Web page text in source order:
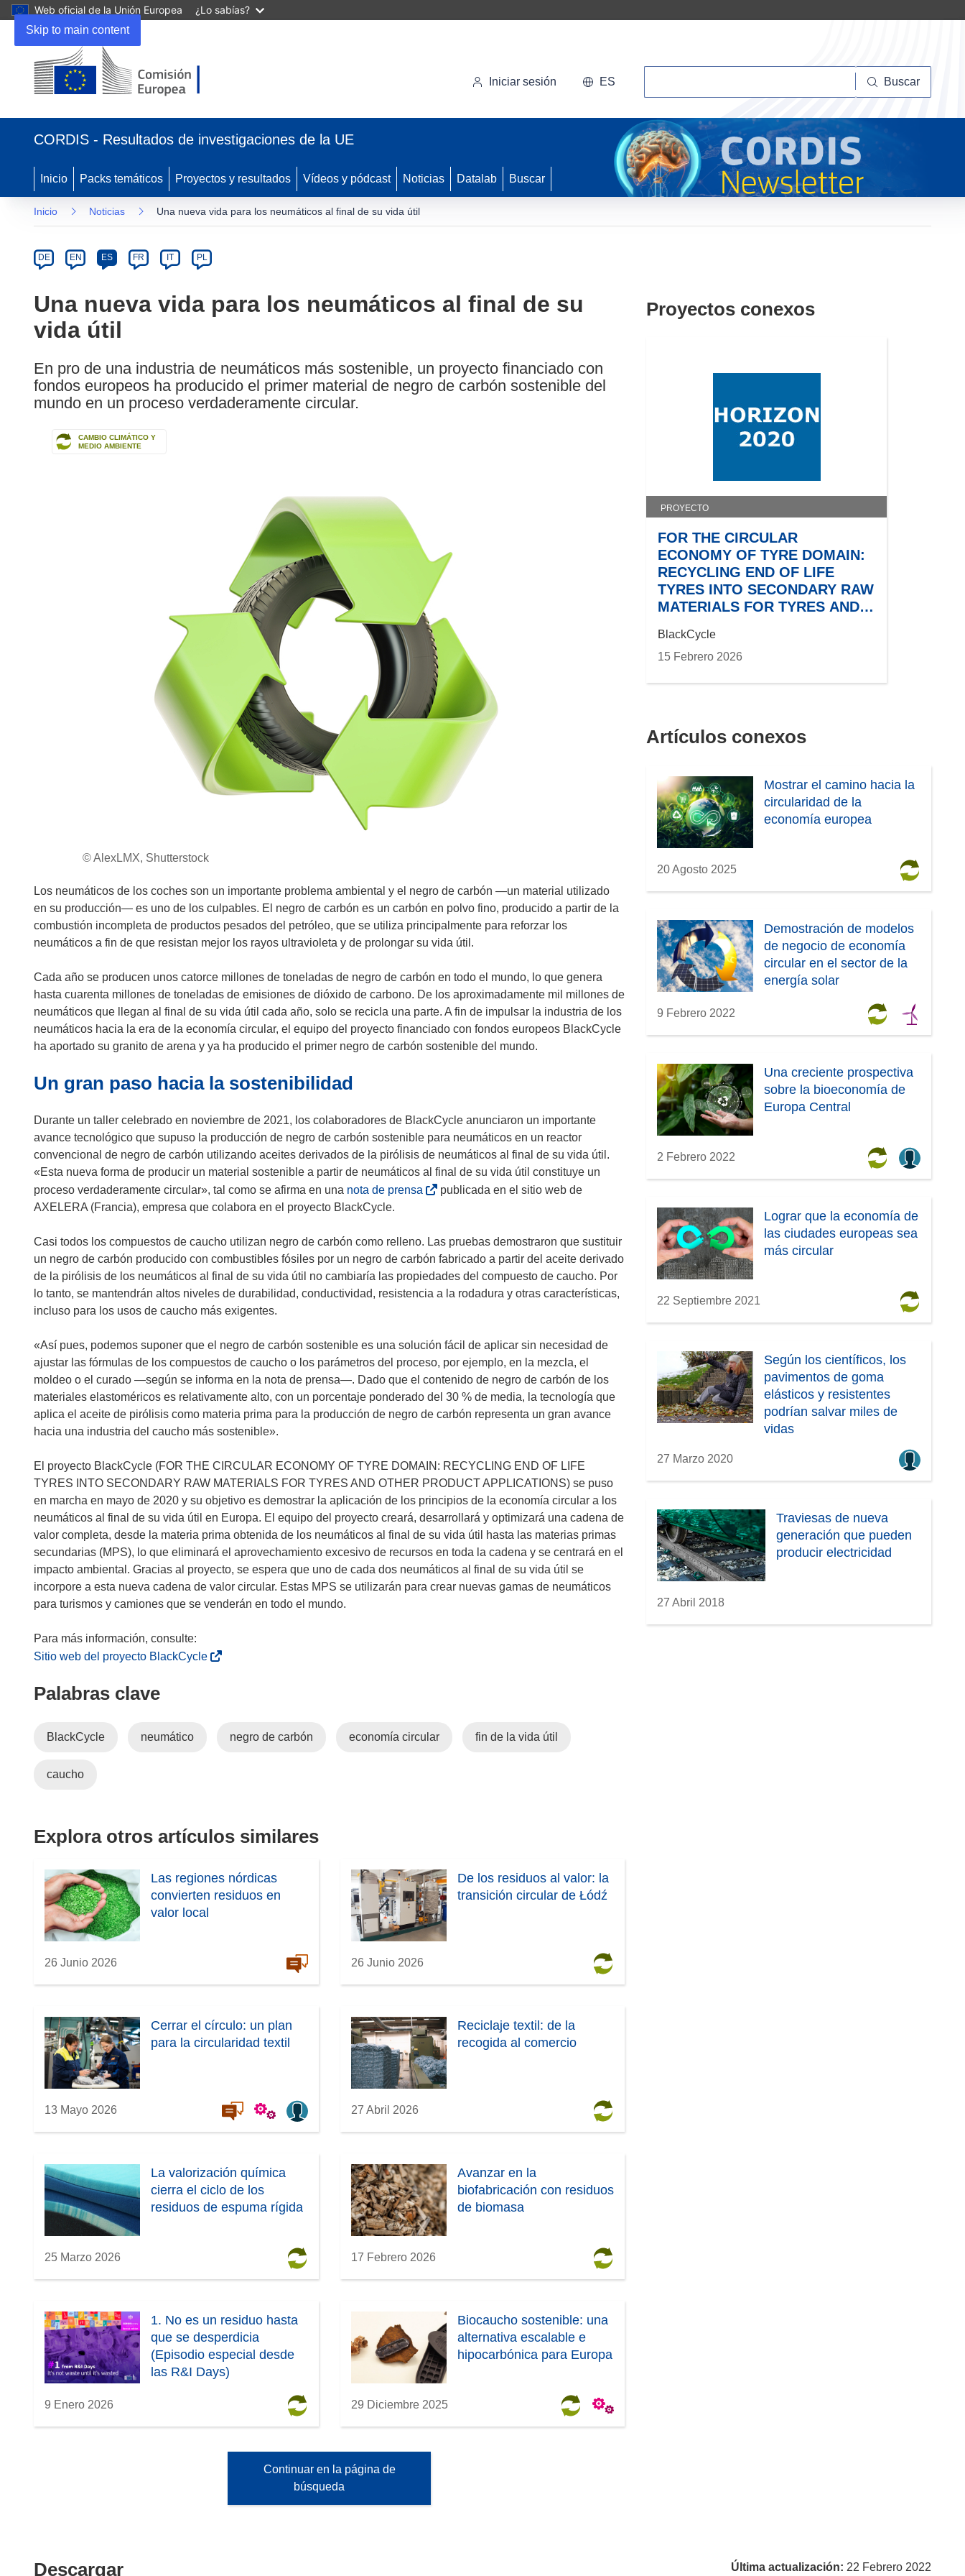
Skip to main content
Web oficial de la Unión Europea ¿Lo sabías?
en
nueva
ventana)
Iniciar sesión ES Buscar
CORDIS - Resultados de investigaciones de la UE
Inicio Packs temáticos Proyectos y resultados Vídeos y pódcast Noticias Datalab Buscar
Inicio Noticias Una nueva vida para los neumáticos al final de su vida útil
Category
Article
available
the
following
languages:
DE EN ES FR IT PL
Una nueva vida para los neumáticos al final de su
vida útil
En pro de una industria de neumáticos más sostenible, un proyecto financiado con
fondos europeos ha producido el primer material de negro de carbón sostenible del
mundo en un proceso verdaderamente circular.
CAMBIO CLIMÁTICO Y
MEDIO AMBIENTE
© AlexLMX, Shutterstock
Los neumáticos de los coches son un importante problema ambiental y el negro de carbón —un material utilizado
en su producción— es uno de los culpables. El negro de carbón es un carbón en polvo fino, producido a partir de la
combustión incompleta de productos pesados del petróleo, que se utiliza principalmente para reforzar los
neumáticos a fin de que resistan mejor los rayos ultravioleta y de prolongar su vida útil.
Cada año se producen unos catorce millones de toneladas de negro de carbón en todo el mundo, lo que genera
hasta cuarenta millones de toneladas de emisiones de dióxido de carbono. De los aproximadamente mil millones de
neumáticos que llegan al final de su vida útil cada año, solo se recicla una parte. A fin de impulsar la industria de los
neumáticos hacia la era de la economía circular, el equipo del proyecto financiado con fondos europeos BlackCycle
ha aportado su granito de arena y ya ha producido el primer negro de carbón sostenible del mundo.
Un gran paso hacia la sostenibilidad
Durante un taller celebrado en noviembre de 2021, los colaboradores de BlackCycle anunciaron un importante
avance tecnológico que supuso la producción de negro de carbón sostenible para neumáticos en un reactor
convencional de negro de carbón utilizando aceites derivados de la pirólisis de neumáticos al final de su vida útil.
«Esta nueva forma de producir un material sostenible a partir de neumáticos al final de su vida útil constituye un
proceso verdaderamente circular», tal como se afirma en una nota de prensa
a
b
r
i
e
n
u
n
a
e
v
a
v
e
n
t
a
publicada en el sitio web de
AXELERA (Francia), empresa que colabora en el proyecto BlackCycle.
Casi todos los compuestos de caucho utilizan negro de carbón como relleno. Las pruebas demostraron que sustituir
un negro de carbón producido con combustibles fósiles por un negro de carbón fabricado a partir del aceite derivado
de la pirólisis de los neumáticos al final de su vida útil no cambiaría las propiedades del compuesto de caucho. Por
lo tanto, se mantendrán altos niveles de durabilidad, conductividad, resistencia a la rodadura y otras características,
incluso para los usos de caucho más exigentes.
«Así pues, podemos suponer que el negro de carbón sostenible es una solución fácil de aplicar sin necesidad de
ajustar las fórmulas de los compuestos de caucho o los parámetros del proceso, por ejemplo, en la mezcla, el
moldeo o el curado —según se informa en la nota de prensa—. Dado que el contenido de negro de carbón de los
materiales elastoméricos es relativamente alto, con un porcentaje ponderado del 30 % de media, la tecnología que
aplica el aceite de pirólisis como materia prima para la producción de negro de carbón representa un gran avance
hacia una industria del caucho más sostenible».
El proyecto BlackCycle (FOR THE CIRCULAR ECONOMY OF TYRE DOMAIN: RECYCLING END OF LIFE
TYRES INTO SECONDARY RAW MATERIALS FOR TYRES AND OTHER PRODUCT APPLICATIONS) se puso
en marcha en mayo de 2020 y su objetivo es demostrar la aplicación de los principios de la economía circular a los
neumáticos al final de su vida útil en Europa. El equipo del proyecto creará, desarrollará y optimizará una cadena de
valor completa, desde la materia prima obtenida de los neumáticos al final de su vida útil hasta las materias primas
secundarias (MPS), lo que eliminará el aprovechamiento excesivo de recursos en toda la cadena y se centrará en el
impacto ambiental. Gracias al proyecto, se espera que uno de cada dos neumáticos al final de su vida útil se
incorpore a esta nueva cadena de valor circular. Estas MPS se utilizarán para crear nuevas gamas de neumáticos
para turismos y camiones que se venderán en todo el mundo.
Sitio web del proyecto BlackCycle(
n
u
a
n
v
n
Palabras clave
BlackCycle neumático negro de carbón economía circular fin de la vida útil
caucho
Explora otros artículos similares
Las regiones nórdicas
convierten residuos en
valor local
26 Junio 2026
De los residuos al valor: la
transición circular de Łódź
26 Junio 2026
Cerrar el círculo: un plan
para la circularidad textil
13 Mayo 2026
Reciclaje textil: de la
recogida al comercio
27 Abril 2026
La valorización química
cierra el ciclo de los
residuos de espuma rígida
25 Marzo 2026
Avanzar en la
biofabricación con residuos
de biomasa
17 Febrero 2026
1. No es un residuo hasta
que se desperdicia
(Episodio especial desde
las R&I Days)
9 Enero 2026
Biocaucho sostenible: una
alternativa escalable e
hipocarbónica para Europa
29 Diciembre 2025
Continuar en la página de
búsqueda
Proyectos conexos
PROYECTO
FOR THE CIRCULAR
ECONOMY OF TYRE DOMAIN:
RECYCLING END OF LIFE
TYRES INTO SECONDARY RAW
MATERIALS FOR TYRES AND
APPLICATIONS
BlackCycle
15 Febrero 2026
Artículos conexos
Mostrar el camino hacia la
circularidad de la
economía europea
20 Agosto 2025
Demostración de modelos
de negocio de economía
circular en el sector de la
energía solar
9 Febrero 2022
Una creciente prospectiva
sobre la bioeconomía de
Europa Central
2 Febrero 2022
Lograr que la economía de
las ciudades europeas sea
más circular
22 Septiembre 2021
Según los científicos, los
pavimentos de goma
elásticos y resistentes
podrían salvar miles de
vidas
27 Marzo 2020
Traviesas de nueva
generación que pueden
producir electricidad
27 Abril 2018
DescargarDescargar Última actualización: 22 Febrero 2022